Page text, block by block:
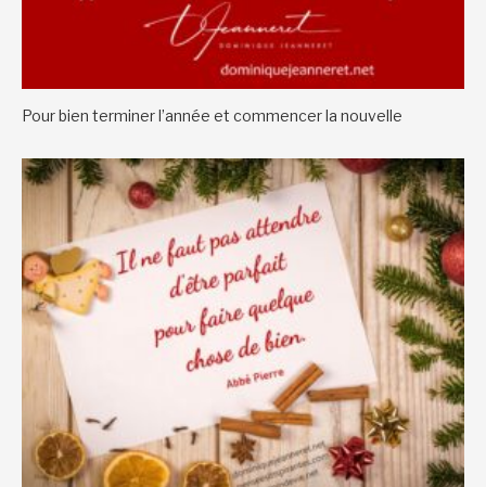
Pour bien terminer l’année et commencer la nouvelle